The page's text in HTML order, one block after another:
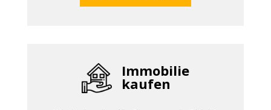
Immobilie
kaufen